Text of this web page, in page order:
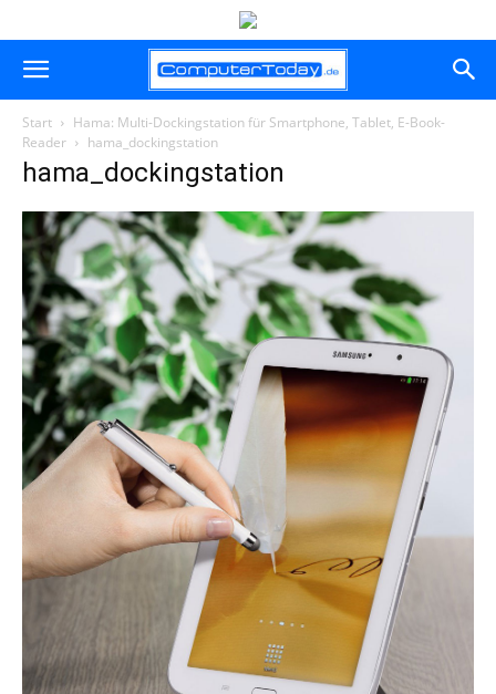
Start
Hama: Multi-Dockingstation für Smartphone, Tablet, E-Book-
Reader
hama_dockingstation
hama_dockingstation